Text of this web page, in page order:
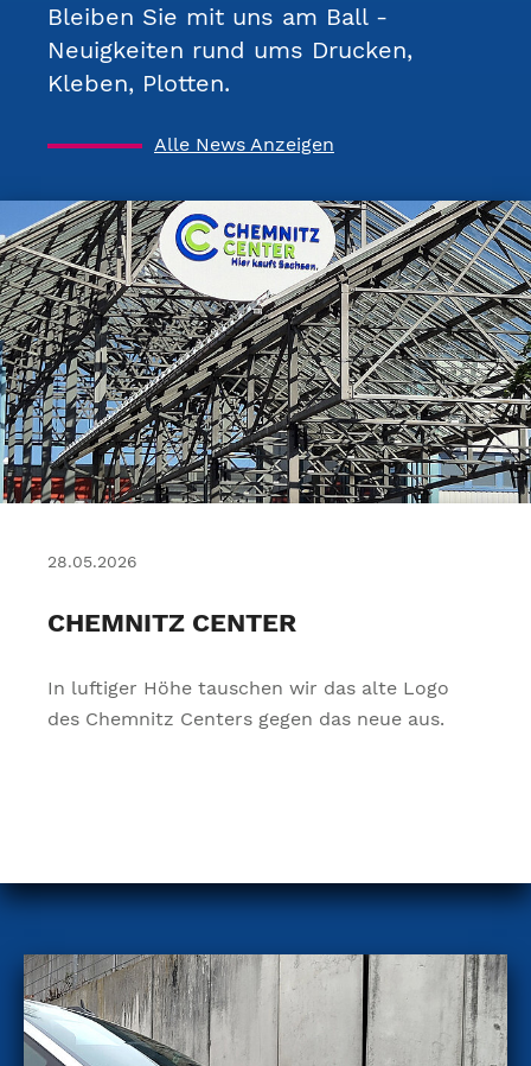
Bleiben Sie mit uns am Ball -
Neuigkeiten rund ums Drucken,
Kleben, Plotten.
Alle News Anzeigen
28.05.2026
CHEMNITZ CENTER
In luftiger Höhe tauschen wir das alte Logo
des Chemnitz Centers gegen das neue aus.